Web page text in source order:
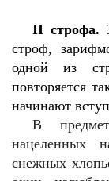
II строфа.
строф,
одной из
повторяется
начинают
В
нацеленных
снежных